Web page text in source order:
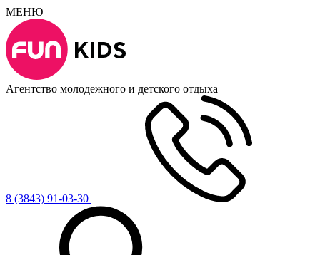
МЕНЮ
Агентство молодежного и детского отдыха
8 (3843) 91-03-30